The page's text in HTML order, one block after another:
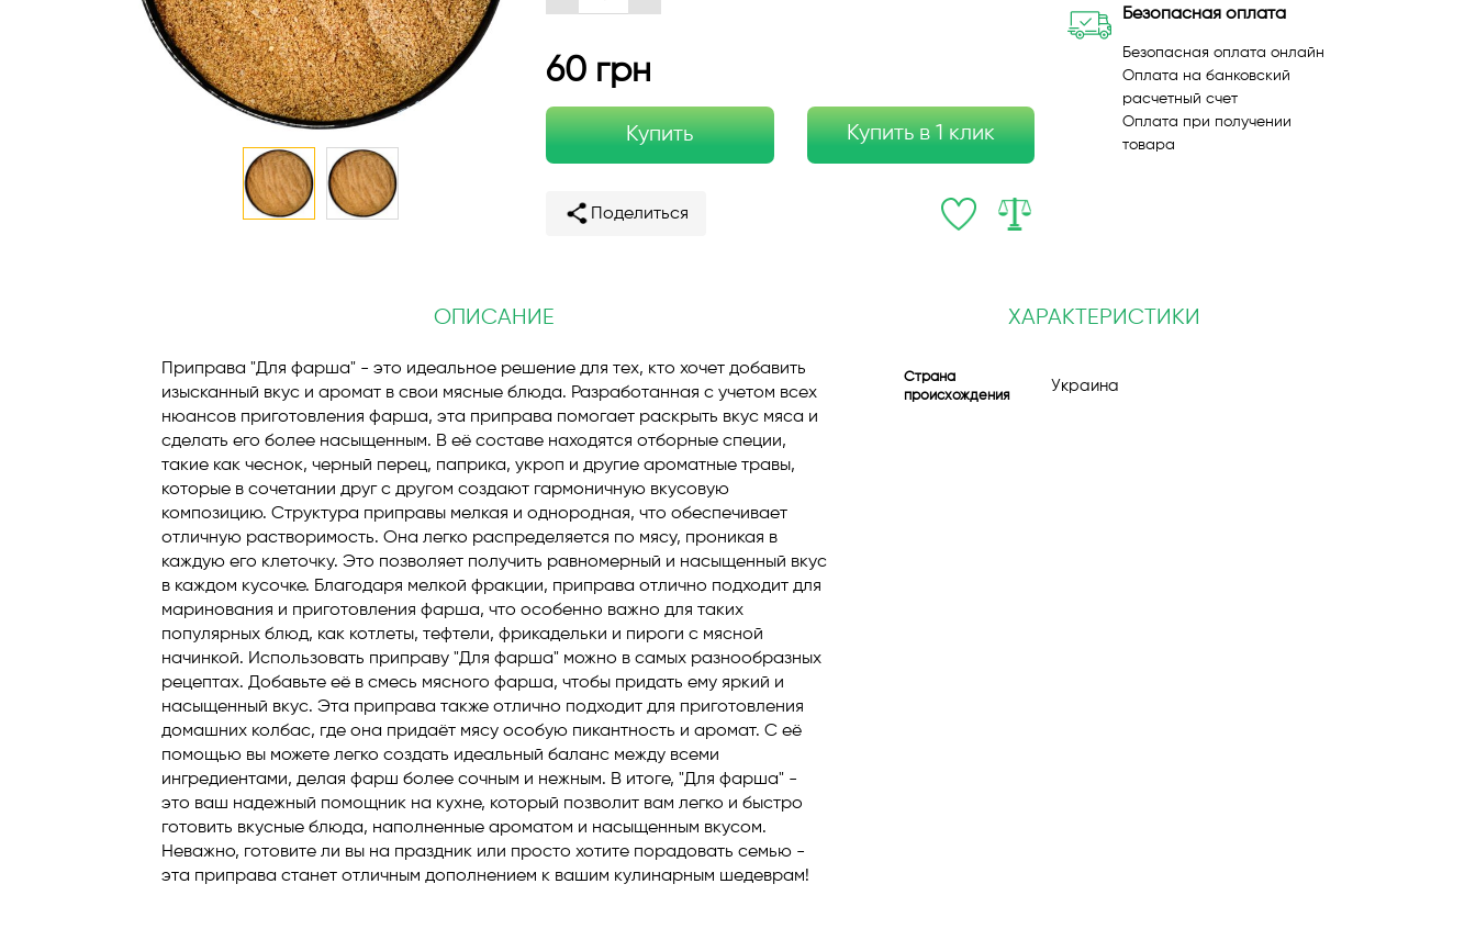
60 грн
Купить Купить в 1 клик
Поделиться
Безопасная оплата
Безопасная оплата онлайн
Оплата на банковский
расчетный счет
Оплата при получении
товара
ОПИСАНИЕ
Приправа "Для фарша" - это идеальное решение для тех, кто хочет добавить
изысканный вкус и аромат в свои мясные блюда. Разработанная с учетом всех
нюансов приготовления фарша, эта приправа помогает раскрыть вкус мяса и
сделать его более насыщенным. В её составе находятся отборные специи,
такие как чеснок, черный перец, паприка, укроп и другие ароматные травы,
которые в сочетании друг с другом создают гармоничную вкусовую
композицию. Структура приправы мелкая и однородная, что обеспечивает
отличную растворимость. Она легко распределяется по мясу, проникая в
каждую его клеточку. Это позволяет получить равномерный и насыщенный вкус
в каждом кусочке. Благодаря мелкой фракции, приправа отлично подходит для
маринования и приготовления фарша, что особенно важно для таких
популярных блюд, как котлеты, тефтели, фрикадельки и пироги с мясной
начинкой. Использовать приправу "Для фарша" можно в самых разнообразных
рецептах. Добавьте её в смесь мясного фарша, чтобы придать ему яркий и
насыщенный вкус. Эта приправа также отлично подходит для приготовления
домашних колбас, где она придаёт мясу особую пикантность и аромат. С её
помощью вы можете легко создать идеальный баланс между всеми
ингредиентами, делая фарш более сочным и нежным. В итоге, "Для фарша" -
это ваш надежный помощник на кухне, который позволит вам легко и быстро
готовить вкусные блюда, наполненные ароматом и насыщенным вкусом.
Неважно, готовите ли вы на праздник или просто хотите порадовать семью -
эта приправа станет отличным дополнением к вашим кулинарным шедеврам!
ХАРАКТЕРИСТИКИ
Страна
происхождения
Украина